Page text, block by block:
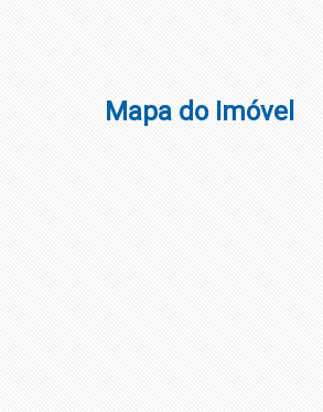
Mapa do Imóvel